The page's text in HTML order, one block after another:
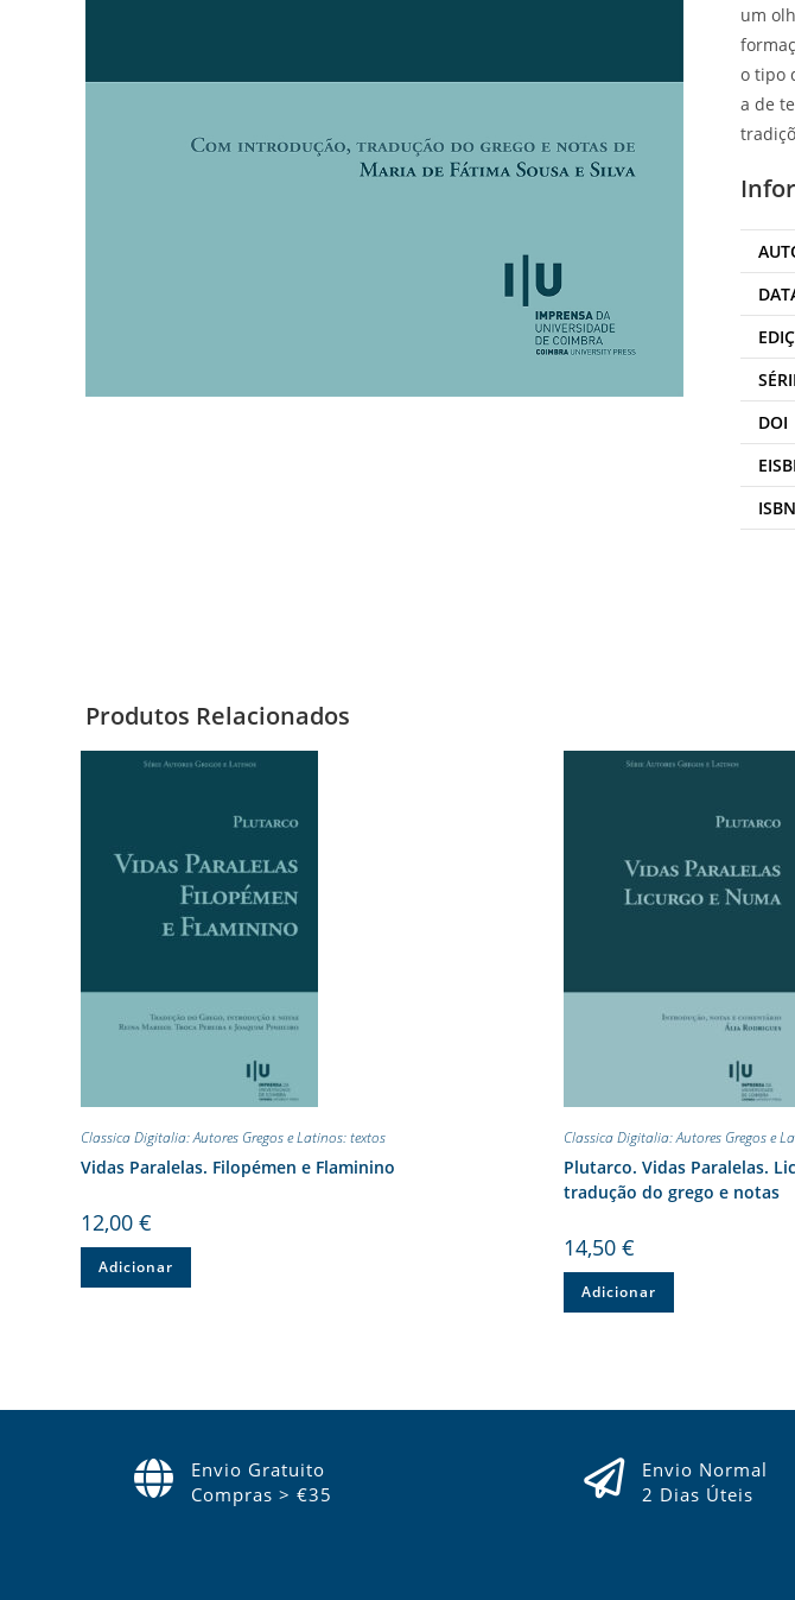
um
o tipo
a de
DOI
ISBN
Produtos Relacionados
Classica Digitalia: Autores Gregos e Latinos: textos
Vidas Paralelas. Filopémen e Flaminino
12,00€
Adicionar
Classica Digitalia: Autores Gregos e
Plutarco. Vidas Paralelas.
tradução do grego e notas
14,50 €
Adicionar
Envio Gratuito
Compras > €35
Envio Normal
2 Dias Úteis